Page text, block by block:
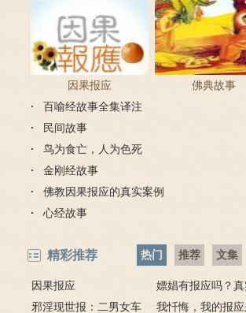
因果报应 佛典故事
百喻经故事全集译注
民间故事
鸟为食亡，人为色死
金刚经故事
佛教因果报应的真实案例
心经故事
精彩推荐 热门 推荐 文集
因果报应
嫖娼有报应吗？真
嫖娼报应
邪淫现世报：二男女车
我忏悔，我的报应